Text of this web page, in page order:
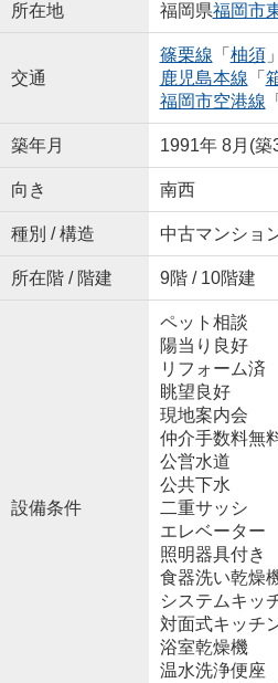
所在地 福岡県福岡市
交通
篠栗線 「 柚須
鹿児島本線 「
福岡市空港線 「
築年月 1991年 8月(築
向き 南西
種別 / 構造 中古マンショ
所在階 / 階建 9階 / 10階建
設備条件
ペット相談
陽当り良好
リフォーム済
眺望良好
現地案内会
仲介手数料無
公営水道
公共下水
二重サッシ
エレベーター
照明器具付き
食器洗い乾燥
システムキッ
対面式キッチ
浴室乾燥機
温水洗浄便座